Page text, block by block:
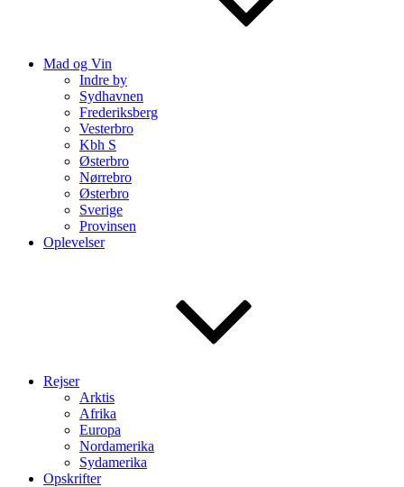
Mad og Vin
Indre by
Sydhavnen
Frederiksberg
Vesterbro
Kbh S
Østerbro
Nørrebro
Østerbro
Sverige
Provinsen
Oplevelser
Rejser
Arktis
Afrika
Europa
Nordamerika
Sydamerika
Opskrifter